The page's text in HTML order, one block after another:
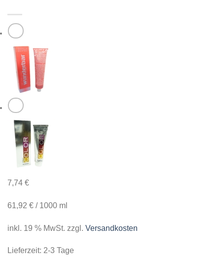
7,74 €
61,92 € / 1000 ml
inkl. 19 % MwSt. zzgl. Versandkosten
Lieferzeit: 2-3 Tage